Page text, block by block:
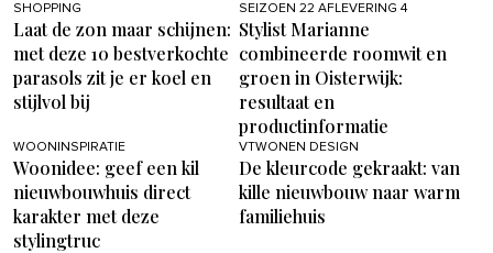
SHOPPING
Laat de zon maar schijnen:
met deze 10 bestverkochte
parasols zit je er koel en
stijlvol bij
SEIZOEN 22 AFLEVERING 4
Stylist Marianne
combineerde roomwit en
groen in Oisterwijk:
resultaat en
productinformatie
WOONINSPIRATIE
Woonidee: geef een kil
nieuwbouwhuis direct
karakter met deze
stylingtruc
VTWONEN DESIGN
De kleurcode gekraakt: van
kille nieuwbouw naar warm
familiehuis